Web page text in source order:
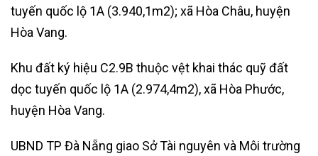
tuyến quốc lộ 1A (3.940,1m2); xã Hòa Châu, huyện
Hòa Vang.
Khu đất ký hiệu C2.9B thuộc vệt khai thác quỹ đất
dọc tuyến quốc lộ 1A (2.974,4m2), xã Hòa Phước,
huyện Hòa Vang.
UBND TP Đà Nẵng giao Sở Tài nguyên và Môi trường